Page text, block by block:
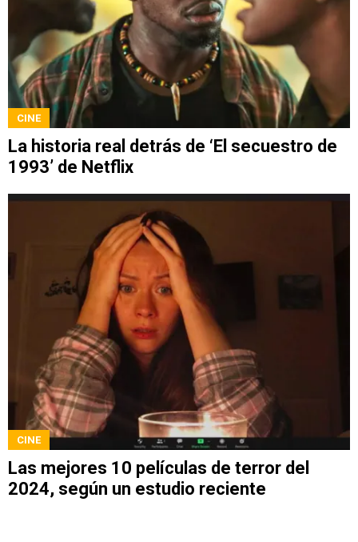
CINE
La historia real detrás de ‘El secuestro de
1993’ de Netflix
CINE
Las mejores 10 películas de terror del
2024, según un estudio reciente